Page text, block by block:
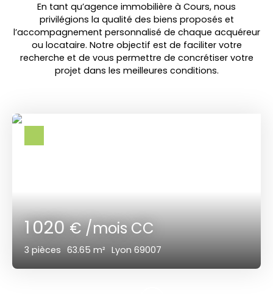
En tant qu’agence immobilière à Cours, nous
privilégions la qualité des biens proposés et
l’accompagnement personnalisé de chaque acquéreur
ou locataire. Notre objectif est de faciliter votre
recherche et de vous permettre de concrétiser votre
projet dans les meilleures conditions.
1 020€ /mois CC
3 pièces 63.65 m² Lyon 69007